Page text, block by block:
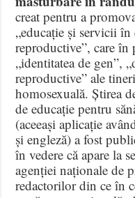
creat pentru a
„educație și servicii
reproductive”, care în
„identitatea de gen”,
reproductive” ale
homosexuală. Știrea
de educație pentru
(aceeași aplicație
și engleză) a fost
în vedere că apare la
agenției naționale de
redactorilor din ce în